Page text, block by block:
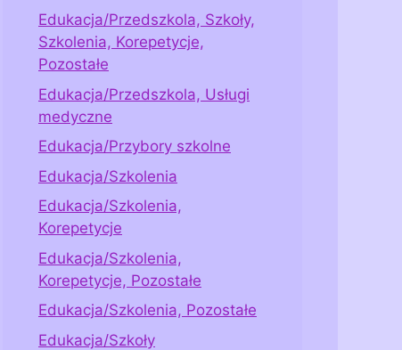
Edukacja/Przedszkola, Szkoły,
Szkolenia, Korepetycje,
Pozostałe
Edukacja/Przedszkola, Usługi
medyczne
Edukacja/Przybory szkolne
Edukacja/Szkolenia
Edukacja/Szkolenia,
Korepetycje
Edukacja/Szkolenia,
Korepetycje, Pozostałe
Edukacja/Szkolenia, Pozostałe
Edukacja/Szkoły